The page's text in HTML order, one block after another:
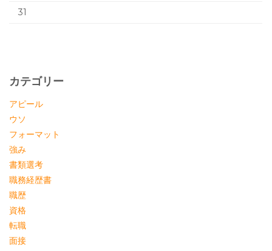
31
カテゴリー
アピール
ウソ
フォーマット
強み
書類選考
職務経歴書
職歴
資格
転職
面接